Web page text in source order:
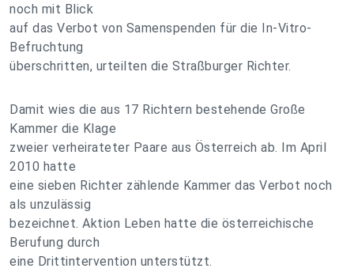
noch mit Blick
auf das Verbot von Samenspenden für die In-Vitro-
Befruchtung
überschritten, urteilten die Straßburger Richter.
Damit wies die aus 17 Richtern bestehende Große
Kammer die Klage
zweier verheirateter Paare aus Österreich ab. Im April
2010 hatte
eine sieben Richter zählende Kammer das Verbot noch
als unzulässig
bezeichnet. Aktion Leben hatte die österreichische
Berufung durch
eine Drittintervention unterstützt.